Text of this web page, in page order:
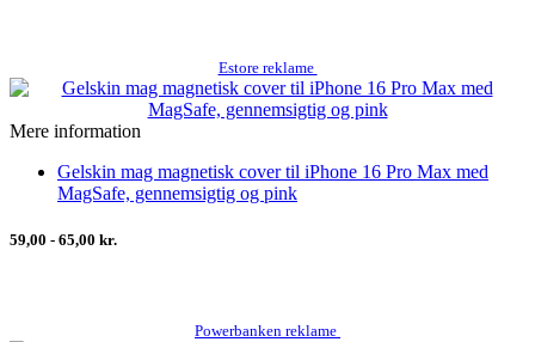
Estore reklame
Mere information
Gelskin mag magnetisk cover til iPhone 16 Pro Max med
MagSafe, gennemsigtig og pink
59,00 - 65,00 kr.
Powerbanken reklame